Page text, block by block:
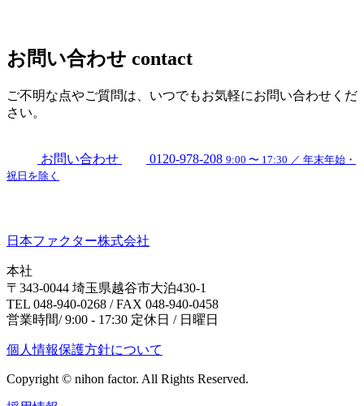
お問い合わせ contact
ご不明な点やご質問は、いつでもお気軽にお問い合わせくだ
さい。
お問い合わせ 0120-978-208 9:00 〜 17:30 ／ 年末年始・
祝日を除く
日本ファクター株式会社
本社
〒343-0044 埼玉県越谷市大泊430-1
TEL 048-940-0268 / FAX 048-940-0458
営業時間/ 9:00 - 17:30 定休日 / 日曜日
個人情報保護方針について
Copyright © nihon factor. All Rights Reserved.